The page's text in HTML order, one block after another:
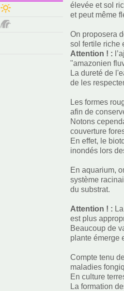
élevée et sol
et peut même
On proposera
sol fertile riche
Attention ! :
"amazonien
La dureté de
de les
Les formes
afin de
Notons
couverture
En effet, le
inondés lors
En aquarium,
système
du substrat.
Attention ! :
est plus
Beaucoup de
plante émerge
Compte tenu
maladies
En culture
La formation